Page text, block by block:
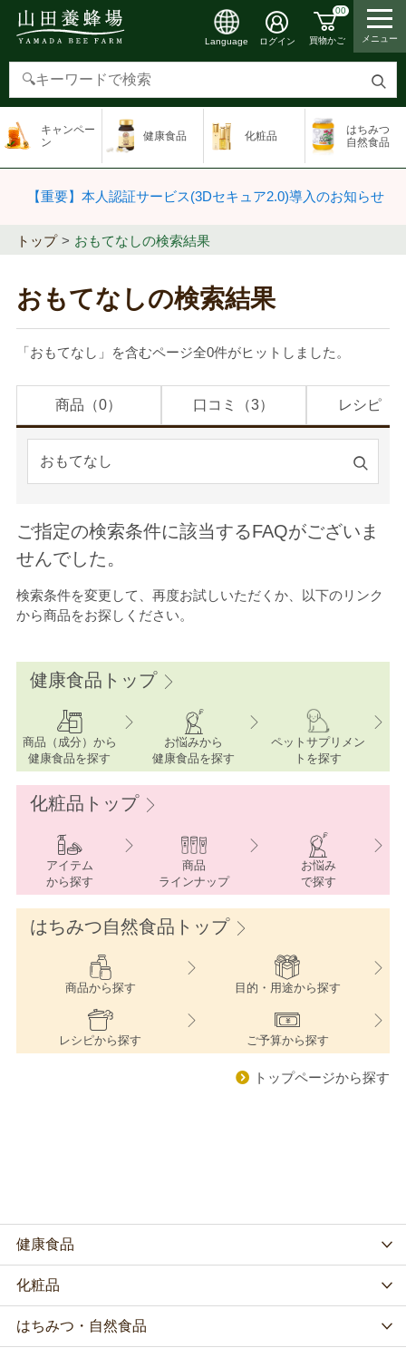
検
す
Language ログイン
00
買物かご メニュー
キャンペー
ン
健康食品 化粧品
はちみつ
自然食品
【重要】本人認証サービス(3Dセキュア2.0)導入のお知らせ
トップ おもてなしの検索結果
おもてなしの検索結果
「おもてなし」を含むページ全0件がヒットしました。
商品（0） 口コミ（3） レシピ（
る
ご指定の検索条件に該当するFAQがございま
せんでした。
検索条件を変更して、再度お試しいただくか、以下のリンク
から商品をお探しください。
健康食品トップ
商品（成分）から
健康食品を探す
お悩みから
健康食品を探す
ペットサプリメン
ト を探す
化粧品トップ
アイテム
から探す
商品
ラインナップ
お悩み
で探す
はちみつ自然食品トップ
商品から探す 目的・用途から探す
レシピから探す ご予算から探す
トップページから探す
健康食品
化粧品
はちみつ・自然食品